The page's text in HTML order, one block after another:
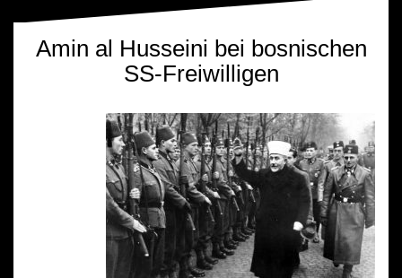
Amin al Husseini bei bosnischen
SS-Freiwilligen